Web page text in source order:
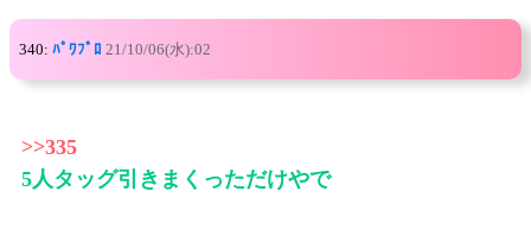
340: ﾊﾟﾜﾌﾟﾛ 21/10/06(水):02
>>335
5人タッグ引きまくっただけやで